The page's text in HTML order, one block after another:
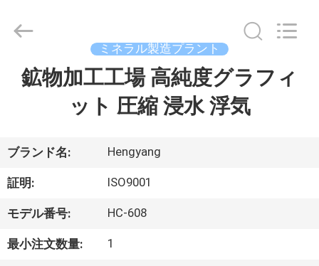
ロ
ダ
ク
ト
2021
Industrial
ミネラル製造プラント
鉱物加工工場 高純度グラフィ
ット 圧縮 浸水 浮気
ブランド名: Hengyang
証明: ISO9001
モデル番号: HC-608
最小注文数量: 1